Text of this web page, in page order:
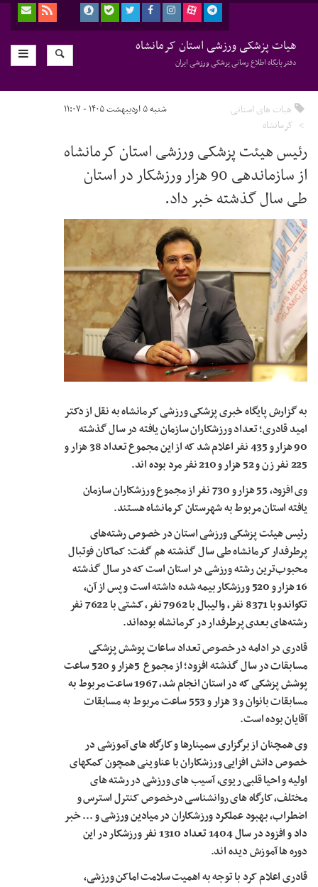
هیات پزشکی ورزشی استان کرمانشاه
دفتر پایگاه اطلاع رسانی پزشکی ورزشی ایران
هیات های استانی
کرمانشاه
شنبه ۵ اردیبهشت ۱۴۰۵ - ۱۱:۰۷
رئیس هیئت پزشکی ورزشی استان کرمانشاه
از سازماندهی 90 هزار ورزشکار در استان
طی سال گذشته خبر داد.
به گزارش پایگاه خبری پزشکی ورزشی کرمانشاه به نقل از دکتر
امید قادری؛ تعداد ورزشکاران سازمان یافته در سال گذشته
90 هزار و 435 نفر اعلام شد که از این مجموع تعداد 38 هزار و
225 نفر زن و 52 هزار و 210 نفر مرد بوده­ اند.
وی افزود،55هزار و730نفر از مجموع ورزشکاران سازمان
یافته استان مربوط به شهرستان کرمانشاه هستند.
رئیس هیئت پزشکی ورزشی استان در خصوص رشته‌های
پرطرفدار کرمانشاه طی سال گذشته هم گفت: کماکان فوتبال
محبوب‌ترین رشته ورزشی در استان است که در سال گذشته
16هزار و520ورزشکار بیمه شده داشته‌ است و پس از آن،
تکواندو با8371نفر، والیبال با7962نفر، کشتی با7622نفر
رشته‌های بعدی پرطرفدار در کرمانشاه بوده‌اند.
قادری در ادامه در خصوص تعداد ساعات پوشش پزشکی
مسابقات در سال گذشته افزود؛ از مجموع 5هزار و 520 ساعت
پوشش پزشکی که در استان انجام شد، 1967 ساعت مربوط به
مسابقات بانوان و 3 هزار و 553 ساعت مربوط به مسابقات
آقایان بوده است.
وی همچنان از برگزاری سمینارها و کارگاه های آموزشی در
خصوص دانش افزایی ورزشکاران با عناوینی همچون کمک­های
اولیه و احیا قلبی ریوی، آسیب های ورزشی در رشته های
مختلف، کارگاه های روانشناسی درخصوص کنترل استرس و
اضطراب، بهبود عملکرد ورزشکاران در میادین ورزشی و ... خبر
داد و افزود در سال 1404 تعداد 1310 نفر ورزشکار در این
دوره ها آموزش دیده اند.
قادری اعلام کرد با توجه به اهمیت سلامت اماکن ورزشی،